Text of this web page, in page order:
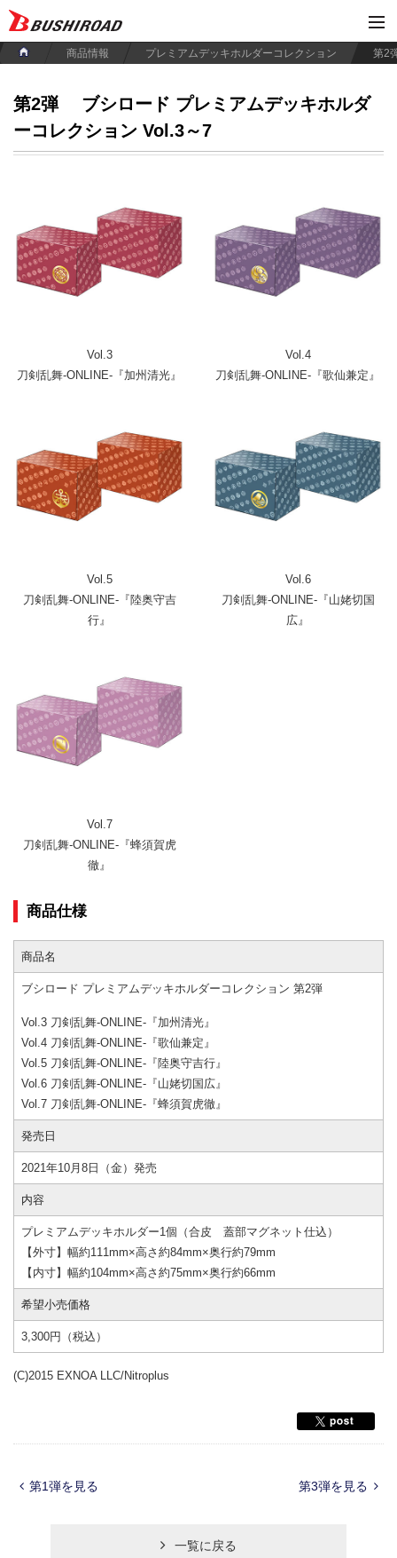
商品情報 プレミアムデッキホルダーコレクション
第2弾
ブシロード プレミアムデッキホルダ
ーコレクション Vol.3～7
Vol.3
刀剣乱舞-ONLINE-『加州清光』
Vol.4
刀剣乱舞-ONLINE-『歌仙兼定』
Vol.5
刀剣乱舞-ONLINE-『陸奥守吉
行』
Vol.6
刀剣乱舞-ONLINE-『山姥切国
広』
Vol.7
刀剣乱舞-ONLINE-『蜂須賀虎
徹』
商品仕様
商品名
ブシロード プレミアムデッキホルダーコレクション 第2弾
Vol.3 刀剣乱舞-ONLINE-『加州清光』
Vol.4 刀剣乱舞-ONLINE-『歌仙兼定』
Vol.5 刀剣乱舞-ONLINE-『陸奥守吉行』
Vol.6 刀剣乱舞-ONLINE-『山姥切国広』
Vol.7 刀剣乱舞-ONLINE-『蜂須賀虎徹』
発売日
2021年10月8日（金）発売
内容
プレミアムデッキホルダー1個（合皮 蓋部マグネット仕込）
【外寸】幅約111mm×高さ約84mm×奥行約79mm
【内寸】幅約104mm×高さ約75mm×奥行約66mm
希望小売価格
3,300円（税込）
(C)2015 EXNOA LLC/Nitroplus
第1弾を見る
一覧に戻る
第3弾を見る